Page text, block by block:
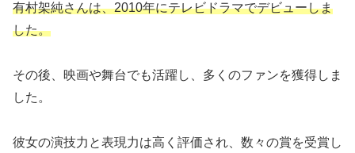
有村架純さんは、2010年にテレビドラマでデビューしま
した。
その後、映画や舞台でも活躍し、多くのファンを獲得しま
した。
彼女の演技力と表現力は高く評価され、数々の賞を受賞し